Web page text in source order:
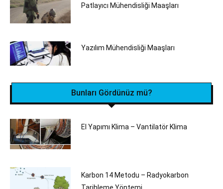
Patlayıcı Mühendisliği Maaşları
Yazılım Mühendisliği Maaşları
Bunları Gördünüz mü?
El Yapımı Klima – Vantilatör Klima
Karbon 14 Metodu – Radyokarbon